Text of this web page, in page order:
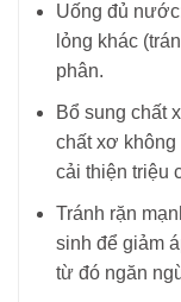
Uống đủ
lỏng khác
phân.
Bổ sung chất
chất xơ
cải thiện triệu
Tránh rặn
sinh để giảm
từ đó ngăn